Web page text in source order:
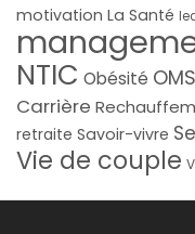
motivation La Santé
NTIC Obésité OMS
Carrière
retraite Savoir-vivre
Vie de couple